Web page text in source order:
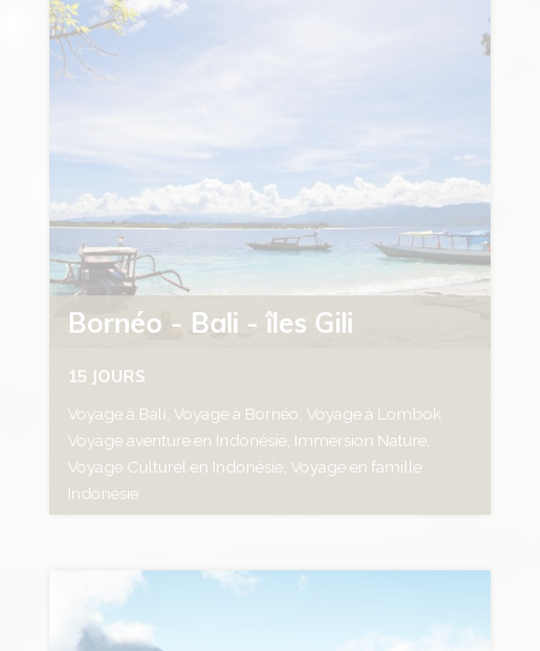
Bornéo - Bali - îles Gili
15 JOURS
Voyage à Bali, Voyage à Bornéo, Voyage à Lombok
Voyage aventure en Indonésie, Immersion Nature,
Voyage Culturel en Indonésie, Voyage en famille
Indonésie